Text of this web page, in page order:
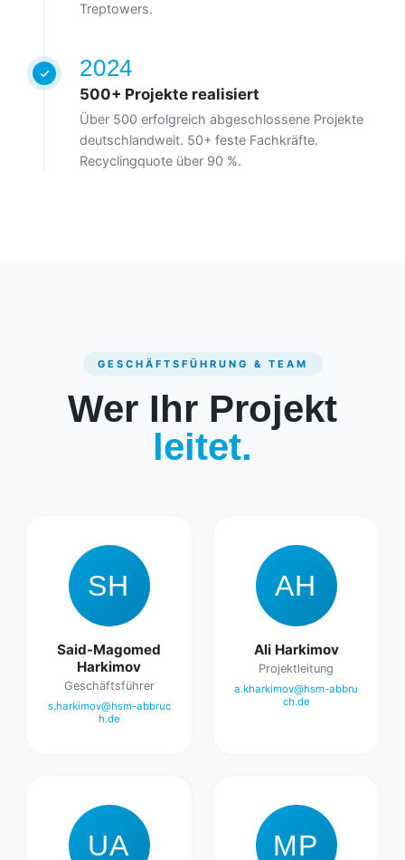
Treptowers.
2024
500+ Projekte realisiert
Über 500 erfolgreich abgeschlossene Projekte
deutschlandweit. 50+ feste Fachkräfte.
Recyclingquote über 90 %.
GESCHÄFTSFÜHRUNG & TEAM
Wer Ihr Projekt
leitet.
SH
Said-Magomed
Harkimov
Geschäftsführer
s.harkimov@hsm-abbruc
h.de
AH
Ali Harkimov
Projektleitung
a.kharkimov@hsm-abbru
ch.de
UA MP